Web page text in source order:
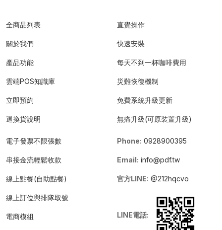
全商品列表
關於我們
產品功能
雲端POS知識庫
立即預約
退換貨說明
直覺操作
快速安裝
每天不到一杯咖啡費用
災難恢復機制
免費系統升級更新
無痛升級(可原裝置升級)
電子發票不限張數
串接金流輕鬆收款
線上點餐(自助點餐)
線上訂位與排隊取號
電商模組
Phone: 0928900395
Email: info@pdf.tw
官方LINE: @212hqcvo
LINE電話: